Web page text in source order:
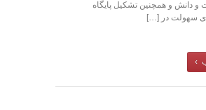
و دانش و همچنین تشکیل پایگاه
سهولت در […]
›